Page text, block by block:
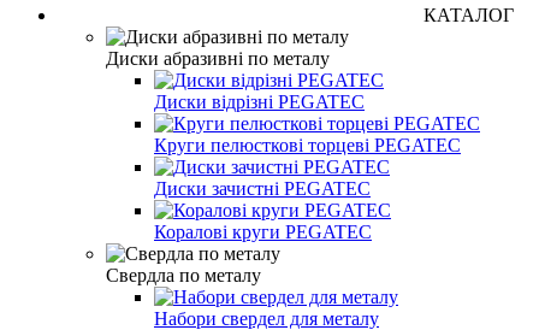
КАТАЛОГ
Диски абразивні по металу
Диски відрізні PEGATEC
Круги пелюсткові торцеві PEGATEC
Диски зачистні PEGATEC
Коралові круги PEGATEC
Свердла по металу
Набори свердел для металу